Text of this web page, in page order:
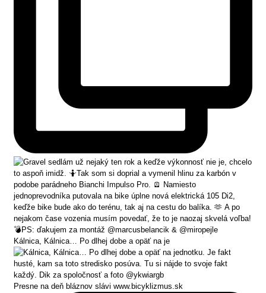
Kálnica, Kálnica… Po dlhej dobe a opäť na je
Presne na deň bláznov slávi www.bicyklizmus.sk